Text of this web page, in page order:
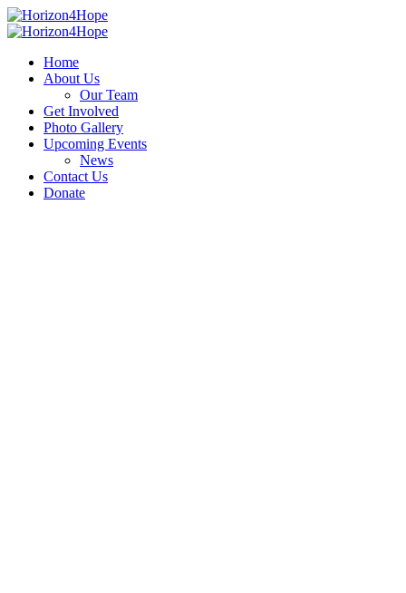
Home
About Us
Our Team
Get Involved
Photo Gallery
Upcoming Events
News
Contact Us
Donate